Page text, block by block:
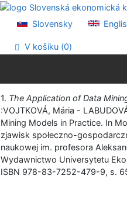
Prejsť na obsah
Prehlásenie o webovej
Slovensky
V košíku (0)
Vytlačiť
1. The Application of Data
:VOJTKOVÁ, Mária -
Mining Models in Practice. In
zjawisk społeczno-
naukowej im. profesora
Wydawnictwo Universytetu
ISBN 978-83-7252-479-9, s.